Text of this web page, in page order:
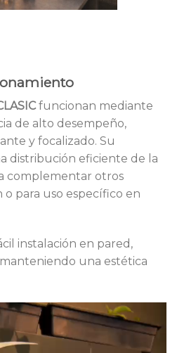
funcionan mediante
de alto desempeño,
y focalizado. Su
distribución eficiente de la
complementar otros
o para uso específico en
instalación en pared,
una estética